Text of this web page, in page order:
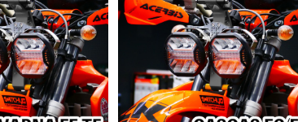
DESERT LEGE
FE TE
2026
約商品
ラリーキット DESERT LEGE
ND｜GASGAS EC/F 2020
-2026
¥178,000